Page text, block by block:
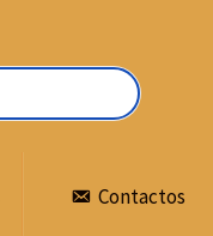
Contactos